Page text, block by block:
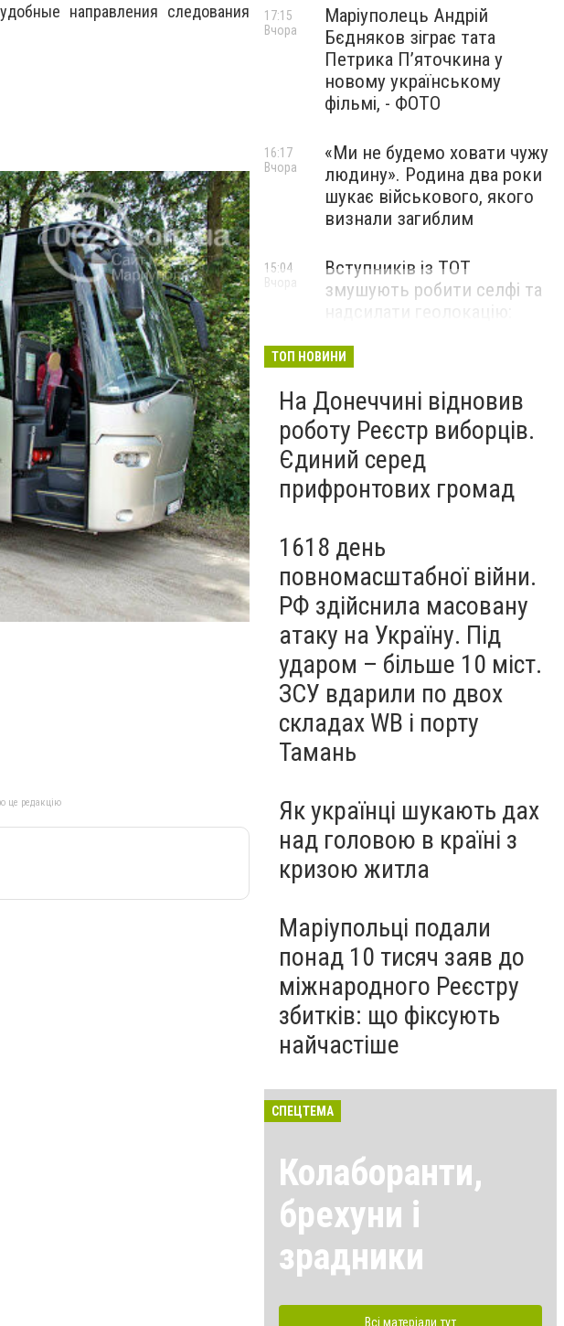
направления следования
це редакцію
Маріуполець Андрій
Бєдняков зіграє тата
Петрика П’яточкина у
новому українському
фільмі, - ФОТО
17:15
Вчора
«Ми не будемо ховати чужу
людину». Родина два роки
шукає військового, якого
визнали загиблим
16:17
Вчора
Вступників із ТОТ
змушують робити селфі та
до МОН
15:04
Вчора
ТОП НОВИНИ
На Донеччині відновив
роботу Реєстр виборців.
Єдиний серед
прифронтових громад
1618 день
повномасштабної війни.
РФ здійснила масовану
атаку на Україну. Під
ударом – більше 10 міст.
ЗСУ вдарили по двох
складах WB і порту
Тамань
Як українці шукають дах
над головою в країні з
кризою житла
Маріупольці подали
понад 10 тисяч заяв до
міжнародного Реєстру
збитків: що фіксують
найчастіше
СПЕЦТЕМА
Колаборанти,
брехуни і
зрадники
Всі матеріали тут